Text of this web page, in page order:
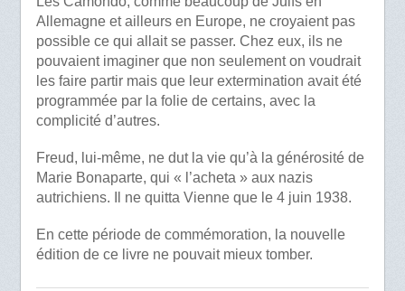
Allemagne et ailleurs en Europe, ne croyaient pas
possible ce qui allait se passer. Chez eux, ils ne
pouvaient imaginer que non seulement on voudrait
les faire partir mais que leur extermination avait été
programmée par la folie de certains, avec la
complicité d’autres.
Freud, lui-même, ne dut la vie qu’à la générosité de
Marie Bonaparte, qui « l’acheta » aux nazis
autrichiens. Il ne quitta Vienne que le 4 juin 1938.
En cette période de commémoration, la nouvelle
édition de ce livre ne pouvait mieux tomber.